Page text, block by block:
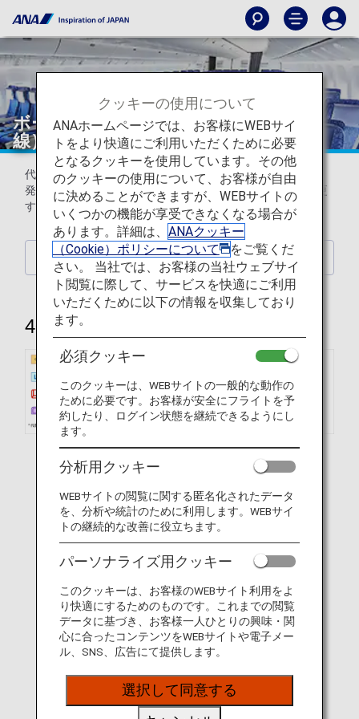
ボーイング777-200（772）（日本国内
線）
代表的な機材のみ掲載しています。
発着時刻・便名・機種・機材・運航会社はお断りなしに変更
する場合がございます。
機種一覧に戻る
405席
クッキーの使用について
ANAホームページでは、お客様にWEBサイ
トをより快適にご利用いただくために必要
となるクッキーを使用しています。その他
のクッキーの使用について、お客様が自由
に決めることができますが、WEBサイトの
いくつかの機能が享受できなくなる場合が
あります。詳細は、 ANAクッキー
（Cookie）ポリシーについて
をご覧くだ
さい。 当社では、お客様の当社ウェブサイ
ト閲覧に際して、サービスを快適にご利用
いただくために以下の情報を収集しており
ます。
必須クッキー
このクッキーは、WEBサイトの一般的な動作の
ために必要です。お客様が安全にフライトを予
約したり、ログイン状態を継続できるようにし
ます。
分析用クッキー
WEBサイトの閲覧に関する匿名化されたデータ
を、分析や統計のために利用します。WEBサイ
トの継続的な改善に役立ちます。
パーソナライズ用クッキー
このクッキーは、お客様のWEBサイト利用をよ
り快適にするためのものです。これまでの閲覧
データに基づき、お客様一人ひとりの興味・関
心に合ったコンテンツをWEBサイトや電子メー
ル、SNS、広告にて提供します。
選択して同意する